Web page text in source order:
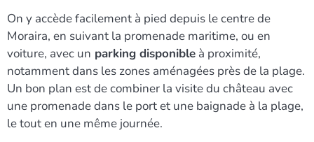
On y accède facilement à pied depuis le centre de
Moraira, en suivant la promenade maritime, ou en
voiture, avec un parking disponible à proximité,
notamment dans les zones aménagées près de la plage.
Un bon plan est de combiner la visite du château avec
une promenade dans le port et une baignade à la plage,
le tout en une même journée.